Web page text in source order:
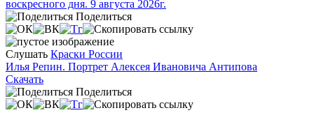
воскресного дня. 9 августа 2026г.
Поделиться
Слушать Краски России
Илья Репин. Портрет Алексея Ивановича Антипова
Скачать
Поделиться